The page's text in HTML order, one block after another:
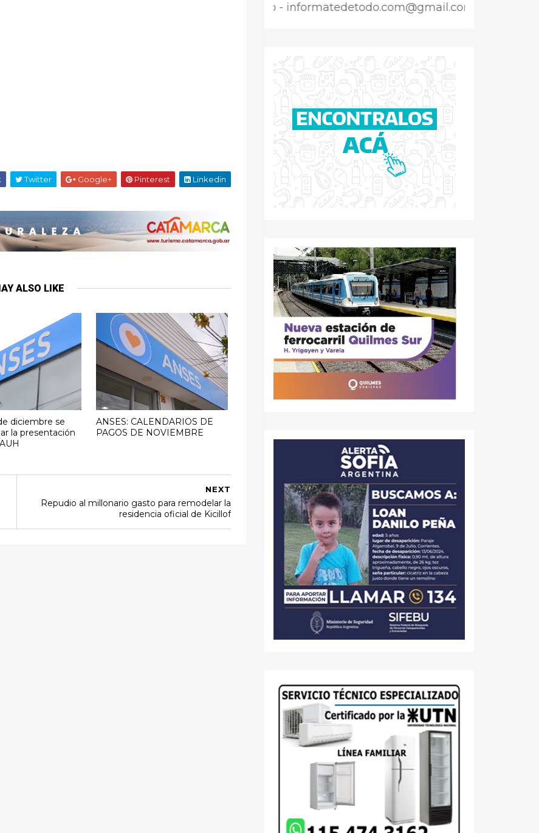
Twitter Google+ Pinterest Linkedin
ALSO LIKE
diciembre se
la presentación
ANSES: CALENDARIOS DE
PAGOS DE NOVIEMBRE
NEXT
Repudio al millonario gasto para remodelar la
residencia oficial de Kicillof
Informate de Todo - informatedetodo.com@gmail.com - Director